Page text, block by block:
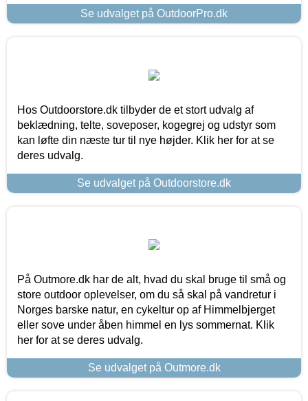
Se udvalget på OutdoorPro.dk
Hos Outdoorstore.dk tilbyder de et stort udvalg af
beklædning, telte, soveposer, kogegrej og udstyr som
kan løfte din næste tur til nye højder. Klik her for at se
deres udvalg.
Se udvalget på Outdoorstore.dk
På Outmore.dk har de alt, hvad du skal bruge til små og
store outdoor oplevelser, om du så skal på vandretur i
Norges barske natur, en cykeltur op af Himmelbjerget
eller sove under åben himmel en lys sommernat. Klik
her for at se deres udvalg.
Se udvalget på Outmore.dk